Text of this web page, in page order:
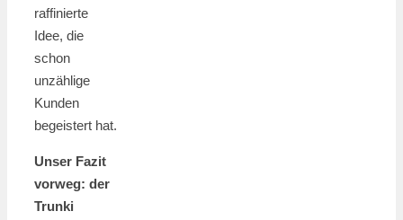
raffinierte
Idee, die
schon
unzählige
Kunden
begeistert hat.
Unser Fazit
vorweg: der
Trunki